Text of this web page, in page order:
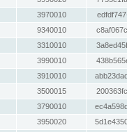
3970010
9340010
3310010
3990010
3910010
3500015
3790010
3950020